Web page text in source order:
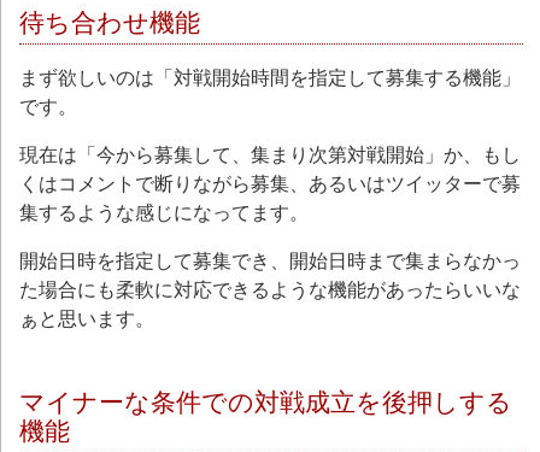
待ち合わせ機能
まず欲しいのは「対戦開始時間を指定して募集する機能」
です。
現在は「今から募集して、集まり次第対戦開始」か、もし
くはコメントで断りながら募集、あるいはツイッターで募
集するような感じになってます。
開始日時を指定して募集でき、開始日時まで集まらなかっ
た場合にも柔軟に対応できるような機能があったらいいな
ぁと思います。
マイナーな条件での対戦成立を後押しする
機能